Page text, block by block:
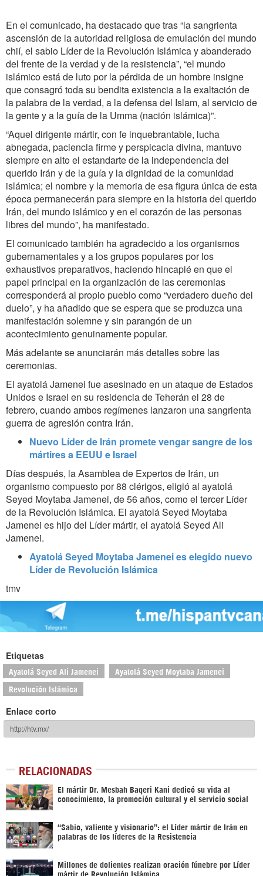
En el comunicado, ha destacado que tras “la sangrienta
ascensión de la autoridad religiosa de emulación del mundo
chií, el sabio Líder de la Revolución Islámica y abanderado
del frente de la verdad y de la resistencia”, “el mundo
islámico está de luto por la pérdida de un hombre insigne
que consagró toda su bendita existencia a la exaltación de
la palabra de la verdad, a la defensa del Islam, al servicio de
la gente y a la guía de la Umma (nación islámica)”.
“Aquel dirigente mártir, con fe inquebrantable, lucha
abnegada, paciencia firme y perspicacia divina, mantuvo
siempre en alto el estandarte de la independencia del
querido Irán y de la guía y la dignidad de la comunidad
islámica; el nombre y la memoria de esa figura única de esta
época permanecerán para siempre en la historia del querido
Irán, del mundo islámico y en el corazón de las personas
libres del mundo”, ha manifestado.
El comunicado también ha agradecido a los organismos
gubernamentales y a los grupos populares por los
exhaustivos preparativos, haciendo hincapié en que el
papel principal en la organización de las ceremonias
corresponderá al propio pueblo como “verdadero dueño del
duelo”, y ha añadido que se espera que se produzca una
manifestación solemne y sin parangón de un
acontecimiento genuinamente popular.
Más adelante se anunciarán más detalles sobre las
ceremonias.
El ayatolá Jamenei fue asesinado en un ataque de Estados
Unidos e Israel en su residencia de Teherán el 28 de
febrero, cuando ambos regímenes lanzaron una sangrienta
guerra de agresión contra Irán.
Nuevo Líder de Irán promete vengar sangre de los
mártires a EEUU e Israel
Días después, la Asamblea de Expertos de Irán, un
organismo compuesto por 88 clérigos, eligió al ayatolá
Seyed Moytaba Jamenei, de 56 años, como el tercer Líder
de la Revolución Islámica. El ayatolá Seyed Moytaba
Jamenei es hijo del Líder mártir, el ayatolá Seyed Ali
Jamenei.
Ayatolá Seyed Moytaba Jamenei es elegido nuevo
Líder de Revolución Islámica
tmv
Etiquetas
Ayatolá Seyed Ali Jamenei Ayatolá Seyed Moytaba Jamenei
Revolución Islámica
Enlace corto
RELACIONADAS
El mártir Dr. Mesbah Baqeri Kani dedicó su vida al
conocimiento, la promoción cultural y el servicio social
“Sabio, valiente y visionario”: el Líder mártir de Irán en
palabras de los líderes de la Resistencia
Millones de dolientes realizan oración fúnebre por Líder
mártir de Revolución Islámica